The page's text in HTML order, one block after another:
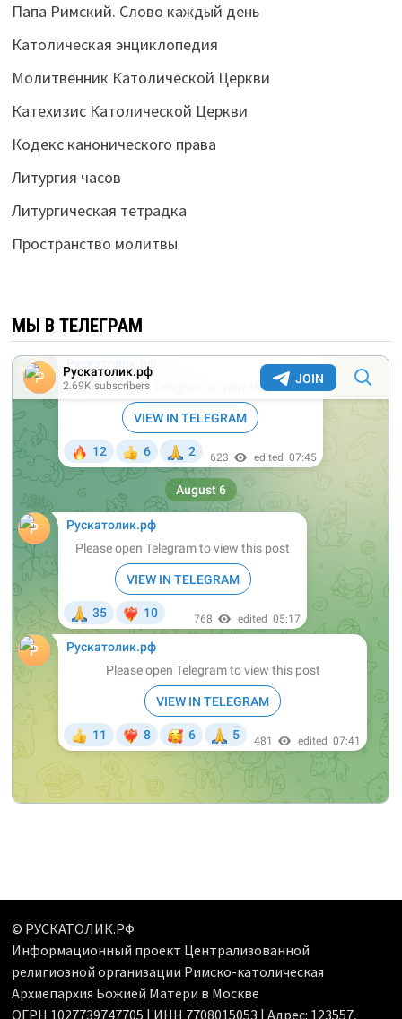
Папа Римский. Слово каждый день
Католическая энциклопедия
Молитвенник Католической Церкви
Катехизис Католической Церкви
Кодекс канонического права
Литургия часов
Литургическая тетрадка
Пространство молитвы
МЫ В ТЕЛЕГРАМ
© РУСКАТОЛИК.РФ
Информационный проект Централизованной
религиозной организации Римско-католическая
Архиепархия Божией Матери в Москве
ОГРН 1027739747705 | ИНН 7708015053 | Адрес: 123557,